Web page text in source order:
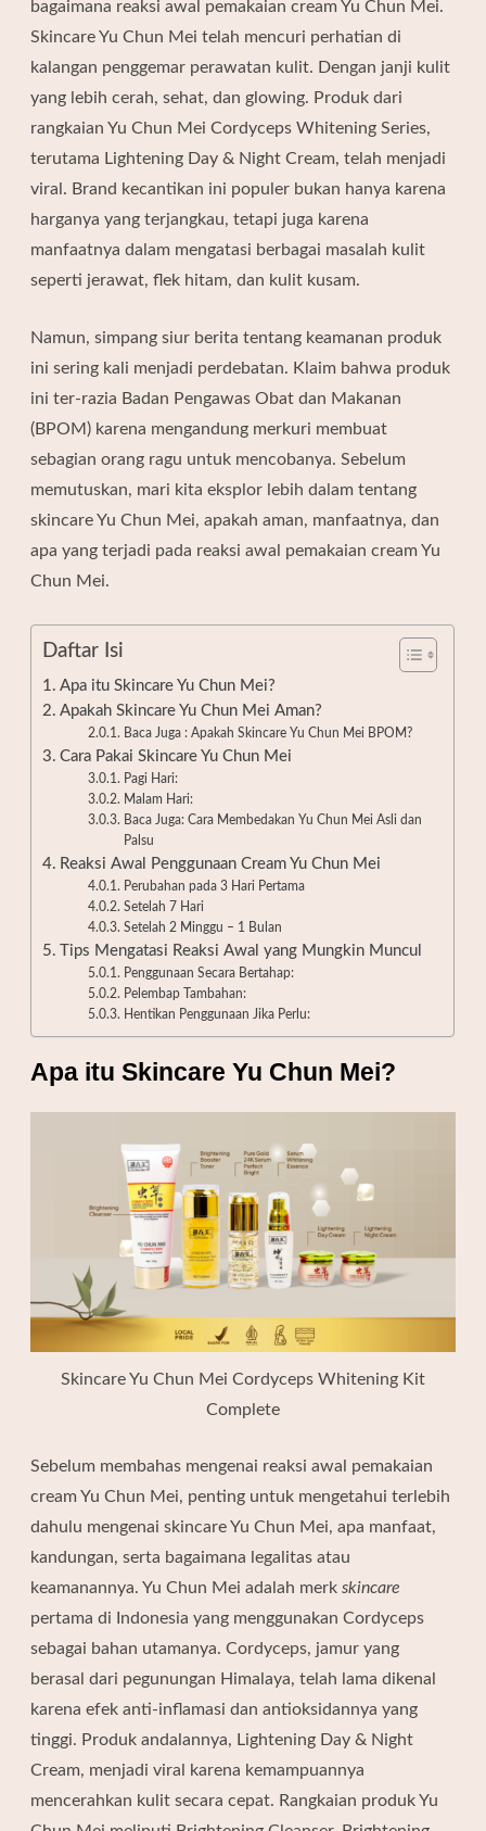
bagaimana reaksi awal pemakaian cream Yu Chun Mei.
Skincare Yu Chun Mei telah mencuri perhatian di
kalangan penggemar perawatan kulit. Dengan janji kulit
yang lebih cerah, sehat, dan glowing. Produk dari
rangkaian Yu Chun Mei Cordyceps Whitening Series,
terutama Lightening Day & Night Cream, telah menjadi
viral. Brand kecantikan ini populer bukan hanya karena
harganya yang terjangkau, tetapi juga karena
manfaatnya dalam mengatasi berbagai masalah kulit
seperti jerawat, flek hitam, dan kulit kusam.
Namun, simpang siur berita tentang keamanan produk
ini sering kali menjadi perdebatan. Klaim bahwa produk
ini ter-razia Badan Pengawas Obat dan Makanan
(BPOM) karena mengandung merkuri membuat
sebagian orang ragu untuk mencobanya. Sebelum
memutuskan, mari kita eksplor lebih dalam tentang
skincare Yu Chun Mei, apakah aman, manfaatnya, dan
apa yang terjadi pada reaksi awal pemakaian cream Yu
Chun Mei.
Daftar Isi
Apa itu Skincare Yu Chun Mei?
Apakah Skincare Yu Chun Mei Aman?
Baca Juga : Apakah Skincare Yu Chun Mei BPOM?
Cara Pakai Skincare Yu Chun Mei
Pagi Hari:
Malam Hari:
Baca Juga: Cara Membedakan Yu Chun Mei Asli dan
Palsu
Reaksi Awal Penggunaan Cream Yu Chun Mei
Perubahan pada 3 Hari Pertama
Setelah 7 Hari
Setelah 2 Minggu – 1 Bulan
Tips Mengatasi Reaksi Awal yang Mungkin Muncul
Penggunaan Secara Bertahap:
Pelembap Tambahan:
Hentikan Penggunaan Jika Perlu:
Apa itu Skincare Yu Chun Mei?
Skincare Yu Chun Mei Cordyceps Whitening Kit
Complete
Sebelum membahas mengenai reaksi awal pemakaian
cream Yu Chun Mei, penting untuk mengetahui terlebih
dahulu mengenai skincare Yu Chun Mei, apa manfaat,
kandungan, serta bagaimana legalitas atau
keamanannya. Yu Chun Mei adalah merkskincare
pertama di Indonesia yang menggunakanCordyceps
sebagai bahan utamanya. Cordyceps, jamur yang
berasal dari pegunungan Himalaya, telah lama dikenal
karena efek anti-inflamasi dan antioksidannya yang
tinggi. Produk andalannya, Lightening Day & Night
Cream, menjadi viral karena kemampuannya
mencerahkan kulit secara cepat. Rangkaian produk Yu